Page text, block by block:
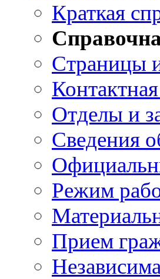
Краткая
Страницы
Отделы и
Сведения
Режим
Прием